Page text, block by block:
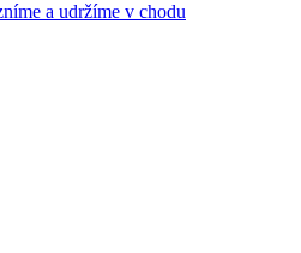
a udržíme v chodu